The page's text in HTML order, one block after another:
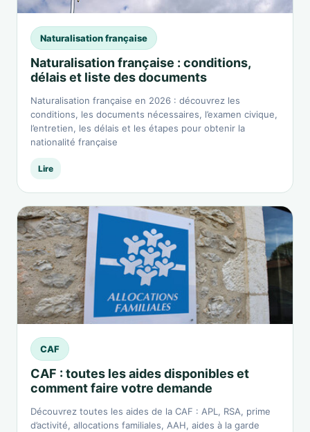
Naturalisation française
Naturalisation française : conditions,
délais et liste des documents
Naturalisation française en 2026 : découvrez les
conditions, les documents nécessaires, l’examen civique,
l’entretien, les délais et les étapes pour obtenir la
nationalité française
Lire
CAF
CAF : toutes les aides disponibles et
comment faire votre demande
Découvrez toutes les aides de la CAF : APL, RSA, prime
d’activité, allocations familiales, AAH, aides à la garde